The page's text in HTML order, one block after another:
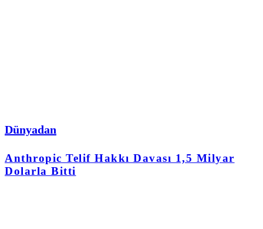
Dünyadan
Anthropic Telif Hakkı Davası 1,5 Milyar
Dolarla Bitti